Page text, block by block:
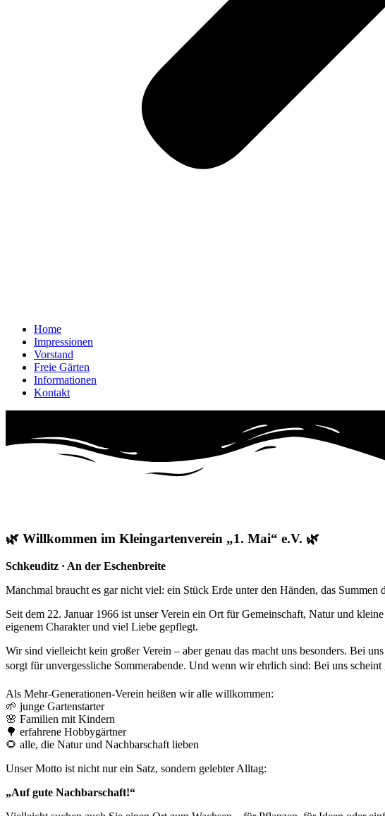
Home
Impressionen
Vorstand
Freie Gärten
Informationen
Kontakt
🌿 Willkommen im Kleingartenverein „1. Mai“ e.V. 🌿
Schkeuditz · An der Eschenbreite
Manchmal braucht es gar nicht viel: ein Stück Erde unter den Händen, das
Seit dem 22. Januar 1966 ist unser Verein ein Ort für Gemeinschaft, Natur und
eigenem Charakter und viel Liebe gepflegt.
Wir sind vielleicht kein großer Verein – aber genau das macht uns besonders. Bei
sorgt für unvergessliche Sommerabende. Und wenn wir ehrlich sind: Bei uns
Als Mehr-Generationen-Verein heißen wir alle willkommen:
🌱 junge Gartenstarter
🌸 Familien mit Kindern
🌳 erfahrene Hobbygärtner
🌻 alle, die Natur und Nachbarschaft lieben
Unser Motto ist nicht nur ein Satz, sondern gelebter Alltag:
„Auf gute Nachbarschaft!“